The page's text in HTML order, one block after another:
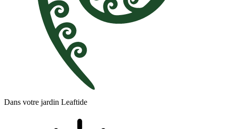
Dans votre jardin Leaftide